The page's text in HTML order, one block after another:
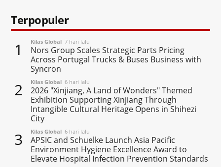
Terpopuler
1 Kilas Global 7 hari lalu
Nors Group Scales Strategic Parts Pricing
Across Portugal Trucks & Buses Business with
Syncron
2 Kilas Global 6 hari lalu
2026 "Xinjiang, A Land of Wonders" Themed
Exhibition Supporting Xinjiang Through
Intangible Cultural Heritage Opens in Shihezi
City
3 Kilas Global 6 hari lalu
APSIC and Schuelke Launch Asia Pacific
Environment Hygiene Excellence Award to
Elevate Hospital Infection Prevention Standards